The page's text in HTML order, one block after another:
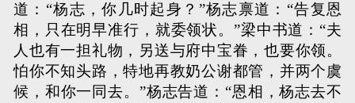
道：“杨志，你几时起身？”杨志禀道：“告复恩
相，只在明早准行，就委领状。”梁中书道：“夫
人也有一担礼物，另送与府中宝眷，也要你领。
怕你不知头路，特地再教奶公谢都管，并两个虞
候，和你一同去。”杨志告道：“恩相，杨志去不